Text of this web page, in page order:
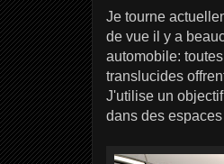
Je tourne
de vue il y a
automobile:
translucides
J'utilise un
dans des